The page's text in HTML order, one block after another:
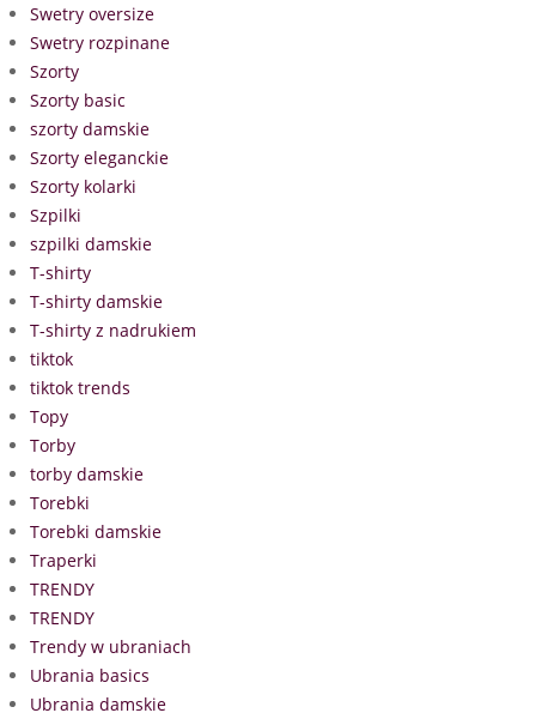
Swetry oversize
Swetry rozpinane
Szorty
Szorty basic
szorty damskie
Szorty eleganckie
Szorty kolarki
Szpilki
szpilki damskie
T-shirty
T-shirty damskie
T-shirty z nadrukiem
tiktok
tiktok trends
Topy
Torby
torby damskie
Torebki
Torebki damskie
Traperki
TRENDY
TRENDY
Trendy w ubraniach
Ubrania basics
Ubrania damskie